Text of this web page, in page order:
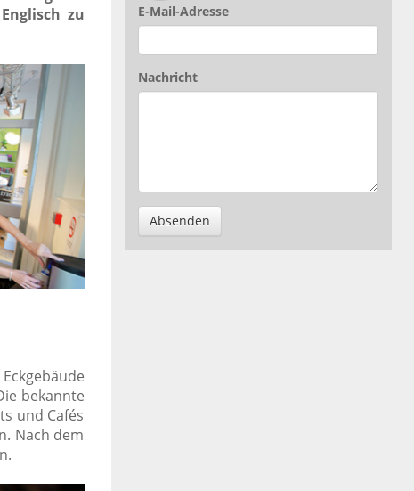
zu
bekannte
und Cafés
Nach dem
E-Mail-Adresse
Nachricht
Absenden